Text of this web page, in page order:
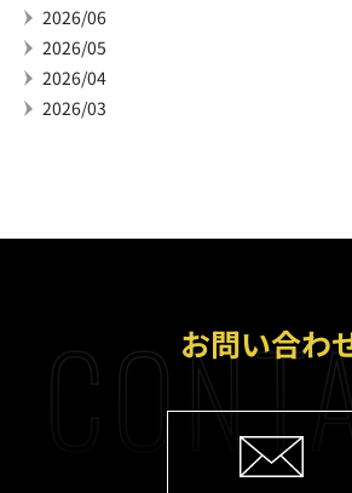
2026/06
2026/05
2026/04
2026/03
お問い合わ